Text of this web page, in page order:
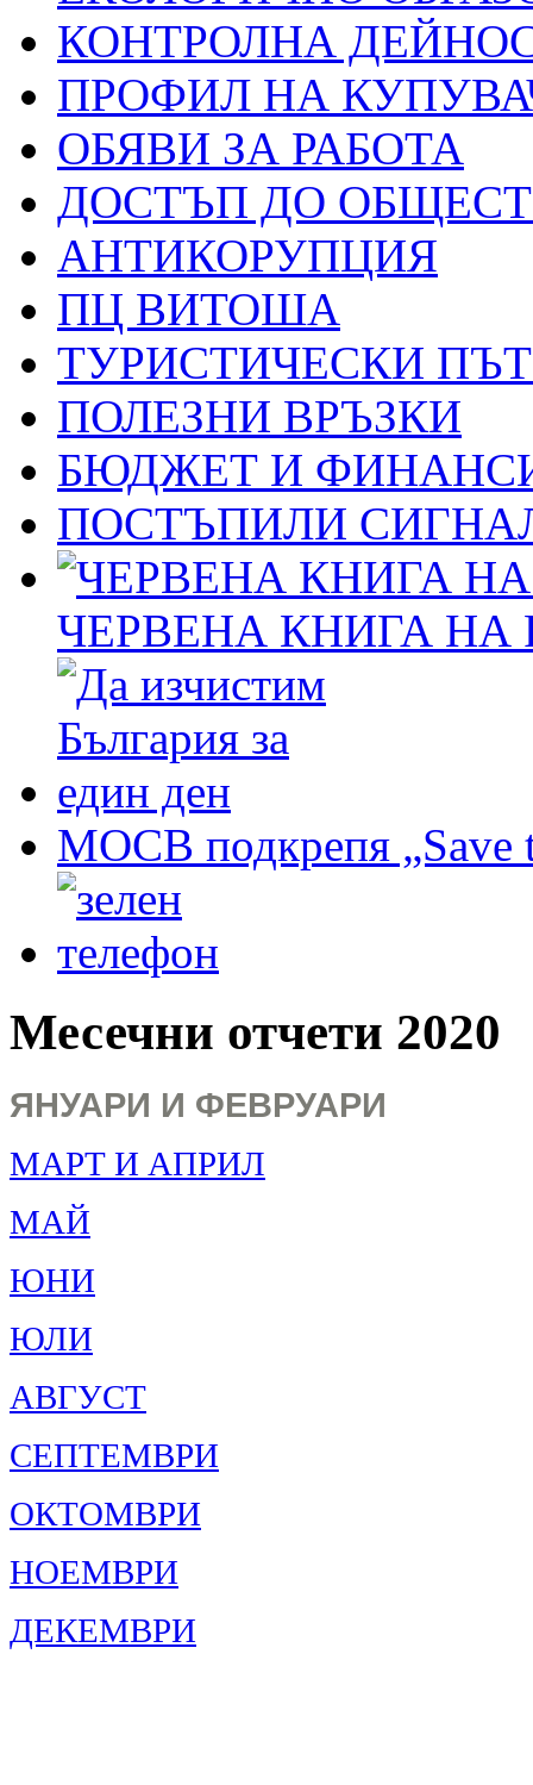
КОНТРОЛНА
ПРОФИЛ НА
ОБЯВИ ЗА РАБОТА
ДОСТЪП ДО
АНТИКОРУПЦИЯ
ПЦ ВИТОША
ТУРИСТИЧЕСКИ
ПОЛЕЗНИ ВРЪЗКИ
БЮДЖЕТ И
ПОСТЪПИЛИ
ЧЕРВЕНА КНИГА НА
МОСВ подкрепя „Save
Месечни отчети 2020
ЯНУАРИ И ФЕВРУАРИ
МАРТ И АПРИЛ
МАЙ
ЮНИ
ЮЛИ
АВГУСТ
СЕПТЕМВРИ
ОКТОМВРИ
НОЕМВРИ
ДЕКЕМВРИ